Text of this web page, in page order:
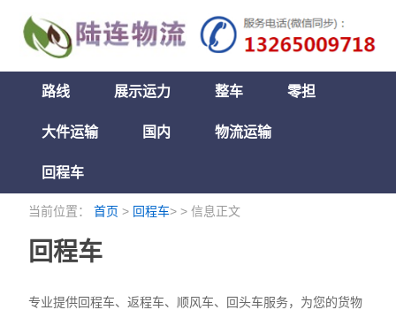
路线 展示运力 整车 零担
大件运输 国内 物流运输
回程车
当前位置：首页 > 回程车> > 信息正文
回程车
专业提供回程车、返程车、顺风车、回头车服务，为您的货物